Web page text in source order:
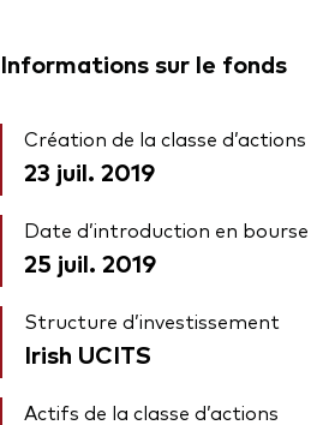
Informations sur le fonds
Création de la classe d’actions
23 juil. 2019
Date d’introduction en bourse
25 juil. 2019
Structure d’investissement
Irish UCITS
Actifs de la classe d’actions